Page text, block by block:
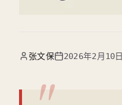
张文保 2026年2月10日